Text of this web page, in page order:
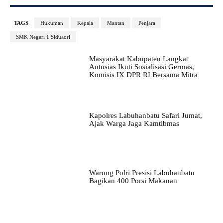
TAGS Hukuman Kepala Mantan Penjara
SMK Negeri 1 Siduaori
Masyarakat Kabupaten Langkat
Antusias Ikuti Sosialisasi Germas,
Komisis IX DPR RI Bersama Mitra
Kapolres Labuhanbatu Safari Jumat,
Ajak Warga Jaga Kamtibmas
Warung Polri Presisi Labuhanbatu
Bagikan 400 Porsi Makanan